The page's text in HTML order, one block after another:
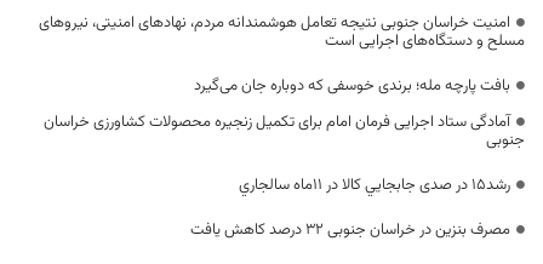
امنیت خراسان جنوبی نتیجه تعامل هوشمندانه مردم، نهادهای امنیتی، نیروهای
مسلح و دستگاه‌های اجرایی است
بافت پارچه مله؛ برندی خوسفی که دوباره جان می‌گیرد
آمادگی ستاد اجرایی فرمان امام برای تکمیل زنجیره محصولات کشاورزی خراسان
جنوبی
رشد15 در صدی جابجايي كالا در 11ماه سالجاري
مصرف بنزین در خراسان جنوبی ۳۲ درصد کاهش یافت